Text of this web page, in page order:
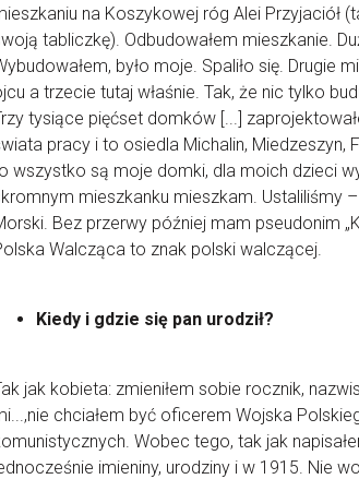
na Koszykowej róg Alei Przyjaciół
tabliczkę). Odbudowałem mieszkanie.
było moje. Spaliło się. Drugie
a trzecie tutaj właśnie. Tak, że nic tylko
tysiące pięćset domków [...]
pracy i to osiedla Michalin, Miedzeszyn,
wszystko są moje domki, dla moich dzieci
mieszkanku mieszkam. Ustaliliśmy
Bez przerwy później mam pseudonim
Walcząca to znak polski walczącej.
Kiedy i gdzie się pan urodził?
jak kobieta: zmieniłem sobie rocznik,
chciałem być oficerem Wojska
Wobec tego, tak jak
imieniny, urodziny i w 1915. Nie